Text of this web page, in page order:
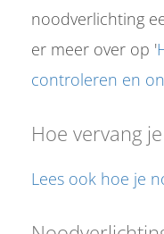
noodverlichting
er meer over op '
controleren en
Hoe vervang
Lees ook hoe je